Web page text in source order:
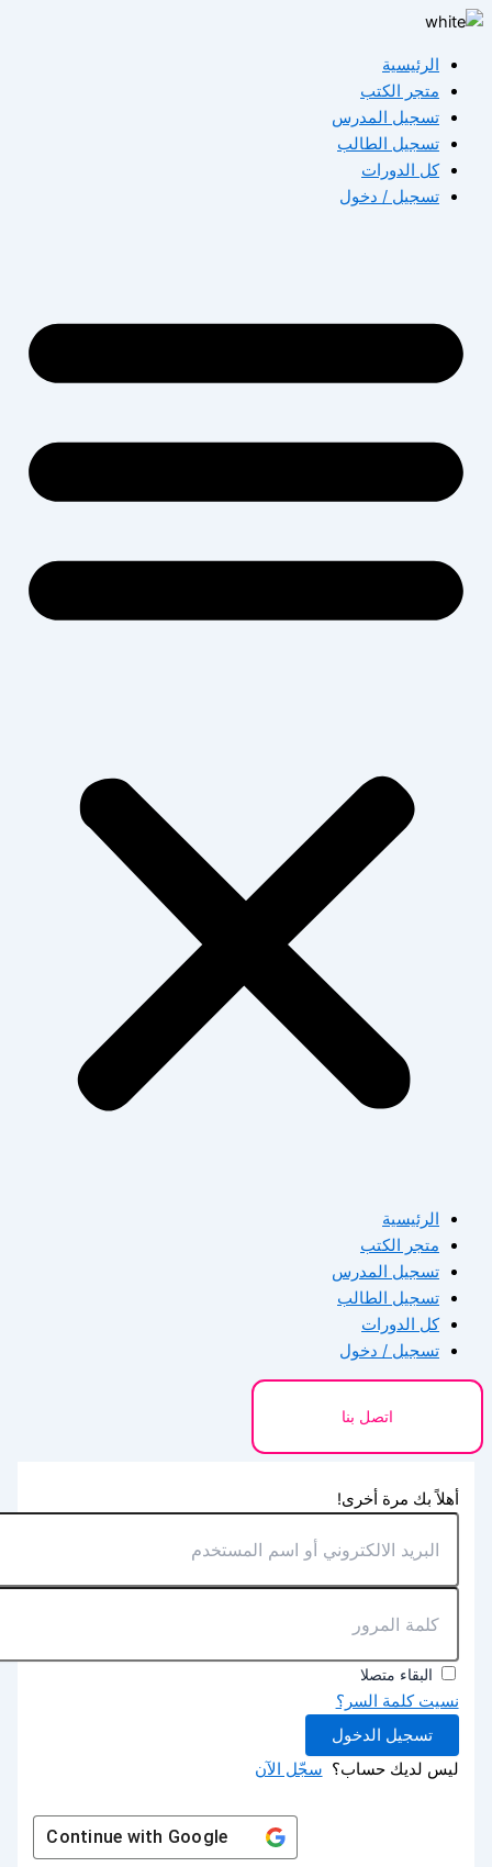
تخطي
المحتوىالرئيسية
متجر الكتب
تسجيل المدرس
تسجيل الطالب
كل الدورات
تسجيل / دخول
الرئيسية
متجر الكتب
تسجيل المدرس
تسجيل الطالب
كل الدورات
تسجيل / دخول
اتصل بنا
أهلاً بك مرة أخرى!
البقاء متصلا
نسيت كلمة السر؟
تسجيل الدخول
ليس لديك حساب؟ سجّل الآن
Continue withGoogle